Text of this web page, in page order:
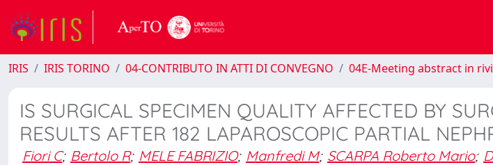
IRIS IRIS TORINO 04-CONTRIBUTO IN ATTI DI CONVEGNO 04E-Meeting abstract in
IS SURGICAL SPECIMEN QUALITY AFFECTED BY
RESULTS AFTER 182 LAPAROSCOPIC PARTIAL
Fiori C; Bertolo R; MELE FABRIZIO; Manfredi M; SCARPA Roberto Mario;